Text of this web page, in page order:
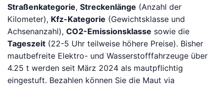
Straßenkategorie, Streckenlänge (Anzahl der
Kilometer), Kfz-Kategorie (Gewichtsklasse und
Achsenanzahl), CO2-Emissionsklasse sowie die
Tageszeit (22-5 Uhr teilweise höhere Preise). Bisher
mautbefreite Elektro- und Wasserstofffahrzeuge über
4.25 t werden seit März 2024 als mautpflichtig
eingestuft. Bezahlen können Sie die Maut via